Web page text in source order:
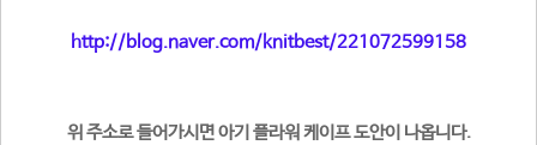
http://blog.naver.com/knitbest/221072599158
위 주소로 들어가시면 아기 플라워 케이프 도안이 나옵니다.